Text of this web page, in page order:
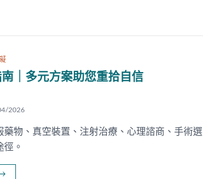
｜多元方案助您重拾自信
2026
物、真空裝置、注射治療、心理諮商、手術選
。